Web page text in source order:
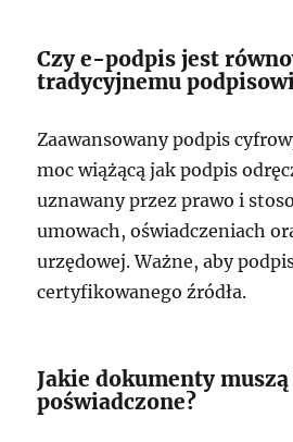
Czy e-podpis jest
tradycyjnemu
Zaawansowany podpis
moc wiążącą jak podpis
uznawany przez prawo i
umowach, oświadczeniach
urzędowej. Ważne, aby
certyfikowanego źródła.
Jakie dokumenty muszą
poświadczone?